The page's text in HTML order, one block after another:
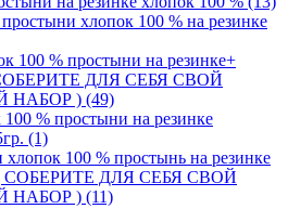
хлопок 100 % на резинке
100 % простыни на резинке+
СОБЕРИТЕ ДЛЯ СЕБЯ СВОЙ
) (49)
% простыни на резинке
(1)
100 % простынь на резинке
( СОБЕРИТЕ ДЛЯ СЕБЯ СВОЙ
) (11)